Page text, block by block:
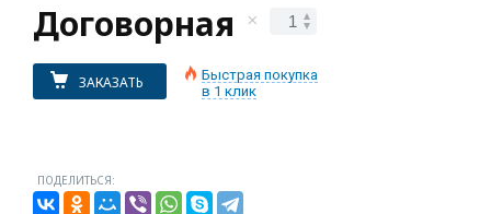
Договорная
ЗАКАЗАТЬ
Быстрая покупка
в 1 клик
ПОДЕЛИТЬСЯ: